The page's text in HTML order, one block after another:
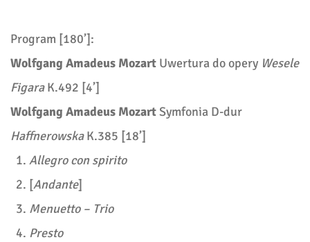
Program [180’]:
Wolfgang Amadeus Mozart Uwertura do opery Wesele
FigaraK.492 [4’]
Wolfgang Amadeus MozartSymfonia D-dur
HaffnerowskaK.385 [18’]
Allegro con spirito
[Andante]
Menuetto – Trio
Presto